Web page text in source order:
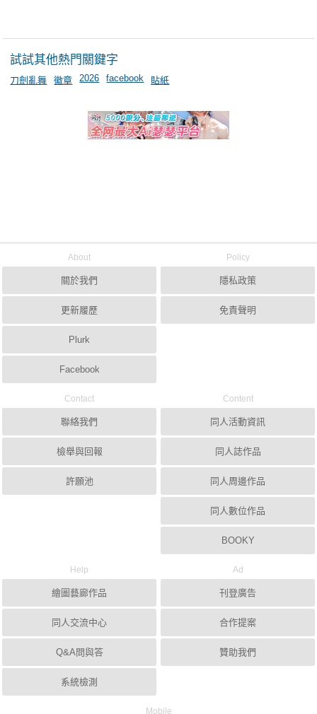
試試其他熱門關鍵字
刀劍亂舞 徽章 2026 facebook 貼紙
About
關於我們
更新履歷
Plurk
Facebook
Policy
隱私政策
免責聲明
Contact
聯絡我們
檢舉與回報
許願池
Content
同人活動資訊
同人誌作品
同人周邊作品
同人數位作品
BOOKY
Help
繪圖藝廊作品
同人交流中心
Q&A問與答
系統檢測
Ad
刊登廣告
合作提案
贊助我們
Mobile